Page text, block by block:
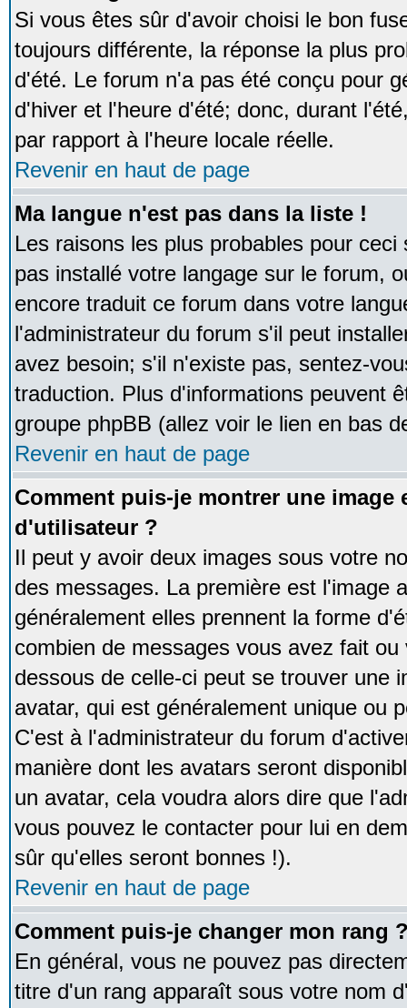
Si vous êtes sûr d'avoir choisi le bon
toujours différente, la réponse la plus
d'été. Le forum n'a pas été conçu pour
d'hiver et l'heure d'été; donc, durant
par rapport à l'heure locale réelle.
Revenir en haut de page
Ma langue n'est pas dans la liste !
Les raisons les plus probables pour
pas installé votre langage sur le forum,
encore traduit ce forum dans votre
l'administrateur du forum s'il peut
avez besoin; s'il n'existe pas, sentez-
traduction. Plus d'informations peuvent
groupe phpBB (allez voir le lien en bas
Revenir en haut de page
Comment puis-je montrer une image
d'utilisateur ?
Il peut y avoir deux images sous votre
des messages. La première est l'image
généralement elles prennent la forme
combien de messages vous avez fait
dessous de celle-ci peut se trouver une
avatar, qui est généralement unique ou
C'est à l'administrateur du forum
manière dont les avatars seront
un avatar, cela voudra alors dire que
vous pouvez le contacter pour lui en
sûr qu'elles seront bonnes !).
Revenir en haut de page
Comment puis-je changer mon rang
En général, vous ne pouvez pas
titre d'un rang apparaît sous votre nom